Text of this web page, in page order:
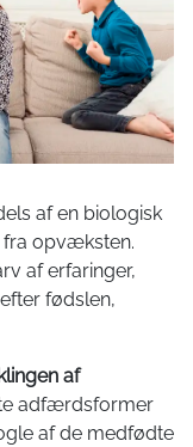
af en biologisk
fra opvæksten.
af erfaringer,
fødslen,
af
adfærdsformer
af de medfødte